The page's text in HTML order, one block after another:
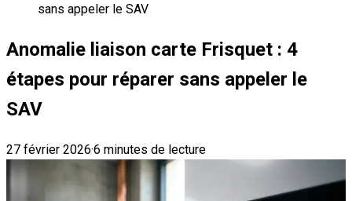
sans appeler le SAV
Anomalie liaison carte Frisquet : 4
étapes pour réparer sans appeler le
SAV
27 février 2026·6 minutes de lecture